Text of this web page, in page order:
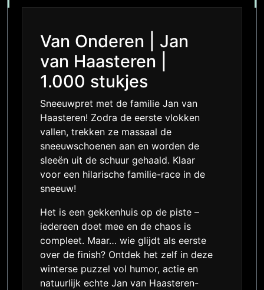
Van Onderen | Jan
van Haasteren |
1.000 stukjes
Sneeuwpret met de familie Jan van
Haasteren! Zodra de eerste vlokken
vallen, trekken ze massaal de
sneeuwschoenen aan en worden de
sleeën uit de schuur gehaald. Klaar
voor een hilarische familie-race in de
sneeuw!
Het is een gekkenhuis op de piste –
iedereen doet mee en de chaos is
compleet. Maar… wie glijdt als eerste
over de finish? Ontdek het zelf in deze
winterse puzzel vol humor, actie en
natuurlijk echte Jan van Haasteren-